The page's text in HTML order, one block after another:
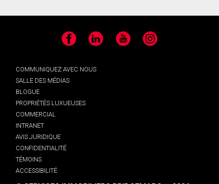
Facebook LinkedIn YouTube Instagram
COMMUNIQUEZ AVEC NOUS
SALLE DES MÉDIAS
BLOGUE
PROPRIÉTÉS LUXUEUSES
COMMERCIAL
INTRANET
AVIS JURIDIQUE
CONFIDENTIALITÉ
TÉMOINS
ACCESSIBILITÉ